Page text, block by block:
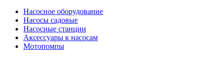
Насосное оборудование
Насосы садовые
Насосные станции
Аксессуары к насосам
Мотопомпы